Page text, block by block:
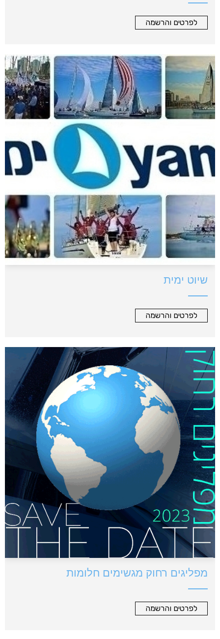
לפרטים והרשמה
שיוט ימית
לפרטים והרשמה
מפליגים רחוק מגשימים חלומות
לפרטים והרשמה